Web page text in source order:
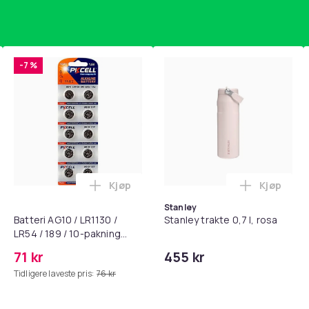
380
446c705d-f61d-5715-a659-209b0a4e3582
- mage- og kjernetrening, yoga og
for Bose QC35 I/II, QC25, QC15, QC 2 AE 2, AE 2i, AE 2w,
-7 %
Batteri AG10 / LR1130 /
LR54 / 189 / 10-pakning
71 kr
Tidligere laveste pris: 76 kr
Legg Batteri AG10 / LR1130 / LR54 / 189
Kjøp
Stanley
Stanley trakte 0,7 l, rosa
455 kr
Legg
Kjøp